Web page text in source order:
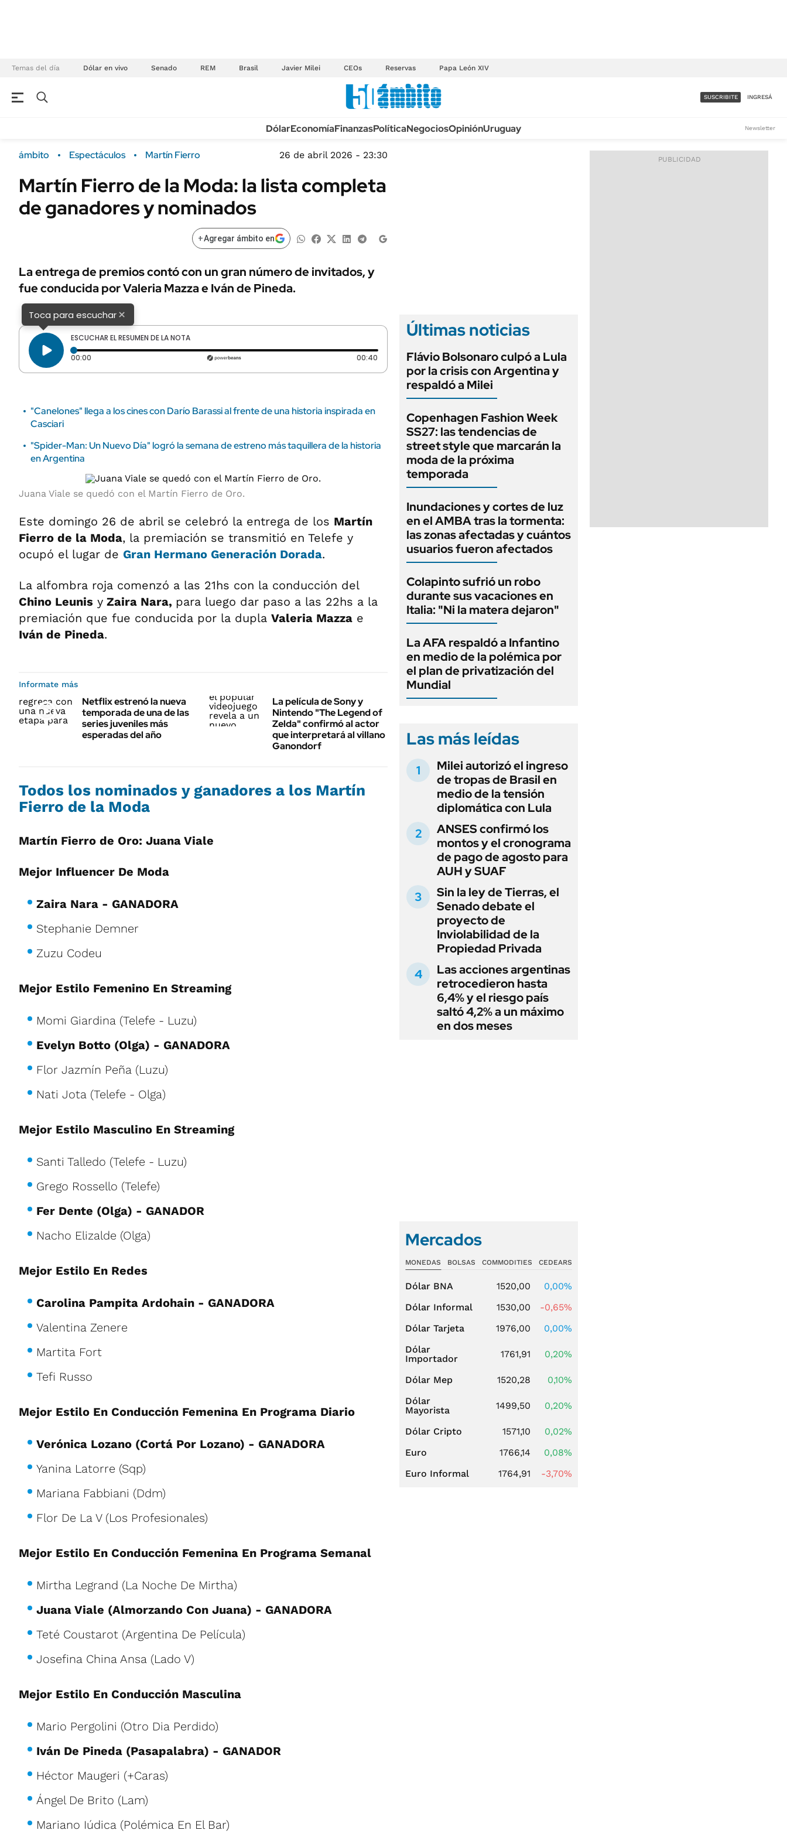
Temas del día Dólar en vivo Senado REM Brasil Javier Milei CEOs Reservas Papa León XIV
Campo
FINANZAS
ÁMBITO DEBATE
MEDIAKIT AMBITO DEBATE
Sustentabilidad
POLÍTICA
TECNOLOGÍA
MÉXICO
MUNDO
LIFESTYLE
ACCESO FULL - $1.800/MES
SUSCRIBITE INGRESÁ
DólarEconomíaFinanzasPolíticaNegociosOpiniónUruguay Newsletter
ámbito Espectáculos Martín Fierro 26 de abril 2026 - 23:30
Martín Fierro de la Moda: la lista completa
de ganadores y nominados
+Agregar ámbito en
La entrega de premios contó con un gran número de invitados, y
fue conducida por Valeria Mazza e Iván de Pineda.
Toca para escuchar×
ESCUCHAR EL RESUMEN DE LA NOTA
00:00 Tiempo transcurrido: 0 segundos 00:40 Duración: 40 segundos
"Canelones" llega a los cines con Darío Barassi al frente de una historia inspirada en
Casciari
"Spider-Man: Un Nuevo Día" logró la semana de estreno más taquillera de la historia
en Argentina
Juana Viale se quedó con el Martín Fierro de Oro.
Este domingo 26 de abril se celebró la entrega de los Martín
Fierro de la Moda, la premiación se transmitió en Telefe y
ocupó el lugar de Gran Hermano Generación Dorada.
La alfombra roja comenzó a las 21hs con la conducción del
Chino Leunis y Zaira Nara, para luego dar paso a las 22hs a la
premiación que fue conducida por la dupla Valeria Mazza e
Iván de Pineda.
Informate más
Netflix estrenó la nueva
temporada de una de las
series juveniles más
esperadas del año
La película de Sony y
Nintendo "The Legend of
Zelda" confirmó al actor
que interpretará al villano
Ganondorf
Todos los nominados y ganadores a los Martín
Fierro de la Moda
Martín Fierro de Oro: Juana Viale
Mejor Influencer De Moda
Zaira Nara - GANADORA
Stephanie Demner
Zuzu Codeu
Mejor Estilo Femenino En Streaming
Momi Giardina (Telefe - Luzu)
Evelyn Botto (Olga) - GANADORA
Flor Jazmín Peña (Luzu)
Nati Jota (Telefe - Olga)
Mejor Estilo Masculino En Streaming
Santi Talledo (Telefe - Luzu)
Grego Rossello (Telefe)
Fer Dente (Olga) - GANADOR
Nacho Elizalde (Olga)
Mejor Estilo En Redes
Carolina Pampita Ardohain - GANADORA
Valentina Zenere
Martita Fort
Tefi Russo
Mejor Estilo En Conducción Femenina En Programa Diario
Verónica Lozano (Cortá Por Lozano) - GANADORA
Yanina Latorre (Sqp)
Mariana Fabbiani (Ddm)
Flor De La V (Los Profesionales)
Mejor Estilo En Conducción Femenina En Programa Semanal
Mirtha Legrand (La Noche De Mirtha)
Juana Viale (Almorzando Con Juana) - GANADORA
Teté Coustarot (Argentina De Película)
Josefina China Ansa (Lado V)
Mejor Estilo En Conducción Masculina
Mario Pergolini (Otro Dia Perdido)
Iván De Pineda (Pasapalabra) - GANADOR
Héctor Maugeri (+Caras)
Ángel De Brito (Lam)
Mariano Iúdica (Polémica En El Bar)
Últimas noticias
Flávio Bolsonaro culpó a Lula
por la crisis con Argentina y
respaldó a Milei
Copenhagen Fashion Week
SS27: las tendencias de
street style que marcarán la
moda de la próxima
temporada
Inundaciones y cortes de luz
en el AMBA tras la tormenta:
las zonas afectadas y cuántos
usuarios fueron afectados
Colapinto sufrió un robo
durante sus vacaciones en
Italia: "Ni la matera dejaron"
La AFA respaldó a Infantino
en medio de la polémica por
el plan de privatización del
Mundial
Las más leídas
Milei autorizó el ingreso
de tropas de Brasil en
medio de la tensión
diplomática con Lula
ANSES confirmó los
montos y el cronograma
de pago de agosto para
AUH y SUAF
Sin la ley de Tierras, el
Senado debate el
proyecto de
Inviolabilidad de la
Propiedad Privada
Las acciones argentinas
retrocedieron hasta
6,4% y el riesgo país
saltó 4,2% a un máximo
en dos meses
Mercados
MONEDAS BOLSAS COMMODITIES CEDEARS
Dólar BNA 1520,00
0,00%
Dólar Informal
1530,00
-0,65%
Dólar Tarjeta
1976,00
0,00%
Dólar
Importador
1761,91 0,20%
Dólar Mep 1520,28
0,10%
Dólar
Mayorista
1499,50 0,20%
Dólar Cripto 1571,10
0,02%
Euro
1766,14
0,08%
Euro Informal
1764,91 -3,70%